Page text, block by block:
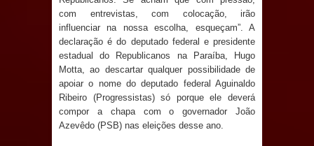
Anjos
O verdadeiro oxigênio do Estado
Democrático de Direito – Bacharela
aborda de maneira inédita no mundo
jurídico brasileiro, temas polêmicos;
com entrevistas, com colocação, irão
influenciar na nossa escolha, esqueçam”. A
declaração é do deputado federal e presidente
estadual do Republicanos na Paraíba, Hugo
Motta, ao descartar qualquer possibilidade de
apoiar o nome do deputado federal Aguinaldo
Ribeiro (Progressistas) só porque ele deverá
compor a chapa com o governador João
Azevêdo (PSB) nas eleições desse ano.